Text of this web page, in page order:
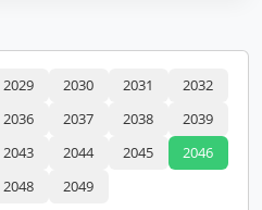
2029 2030 2031
2032
2036 2037 2038
2039
2043 2044 2045
2046
2048 2049